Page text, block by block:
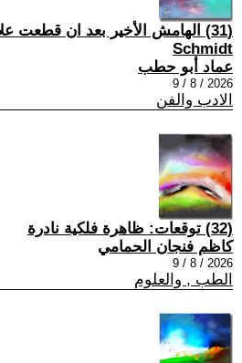
Schmidt
عماد أبو حطب
2026 / 8 / 9
الادب والفن
(32) توقعات: ظاهرة فلكية نادرة
كاظم فنجان الحمامي
2026 / 8 / 9
الطب , والعلوم